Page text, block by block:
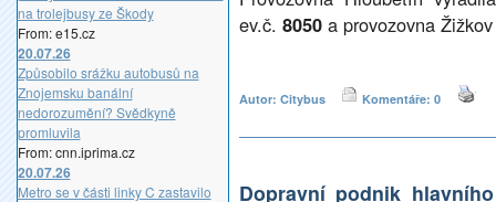
na trolejbusy ze Škody
From: e15.cz
20.07.26
Způsobilo srážku autobusů na
Znojemsku banální
nedorozumění? Svědkyně
promluvila
From: cnn.iprima.cz
20.07.26
Metro se v části linky C zastavilo
ev.č. 8050a provozovna
Autor: Citybus Komentáře: 0
Dopravní podnik